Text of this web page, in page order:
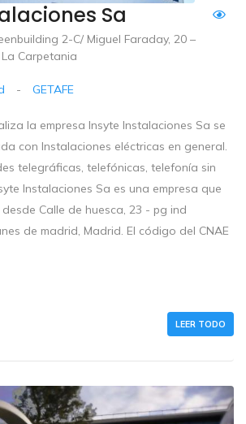
Sa
2-C/ Miguel Faraday, 20 –
Carpetania
- GETAFE
la empresa Insyte Instalaciones Sa se
con Instalaciones eléctricas en general.
telegráficas, telefónicas, telefonía sin
Instalaciones Sa es una empresa que
Calle de huesca, 23 - pg ind
de madrid, Madrid. El código del CNAE
LEER TODO